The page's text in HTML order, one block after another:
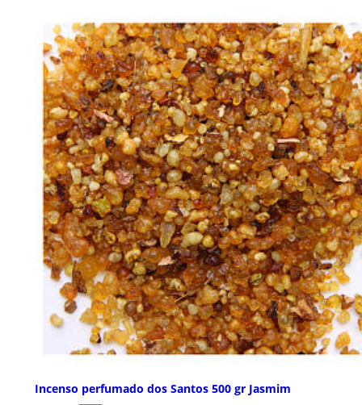
Incenso perfumado dos Santos 500 gr Jasmim